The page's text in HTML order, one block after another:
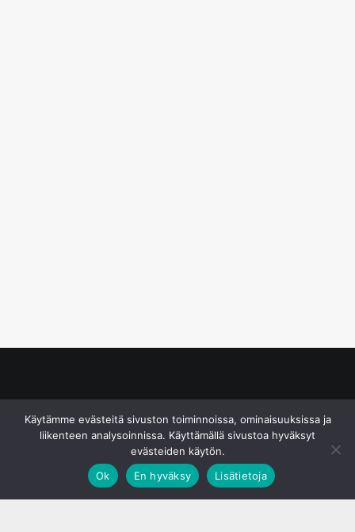
Käytämme evästeitä sivuston toiminnoissa, ominaisuuksissa ja
liikenteen analysoinnissa. Käyttämällä sivustoa hyväksyt
evästeiden käytön.
Ok
En hyväksy Lisätietoja